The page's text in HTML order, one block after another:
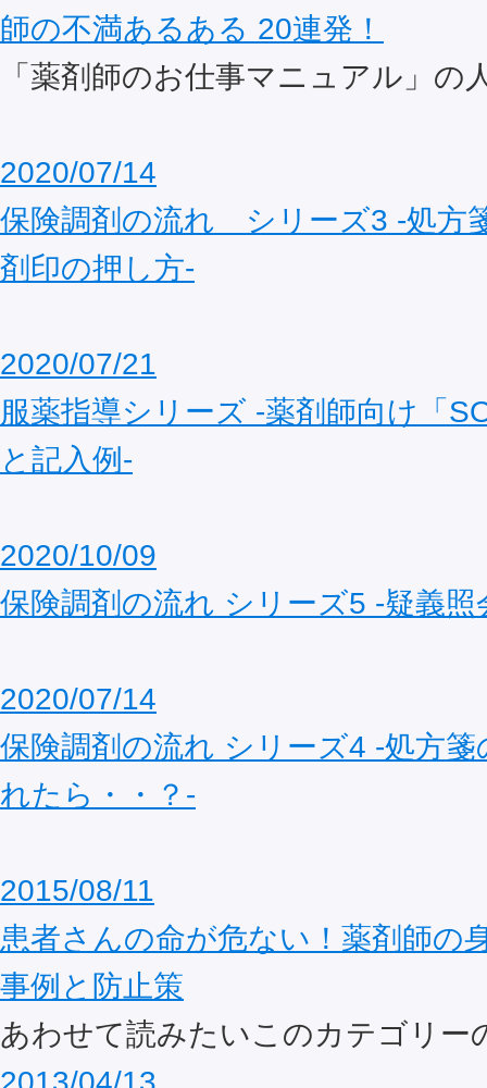
師の不満あるある 20連発！
「薬剤師のお仕事マニュアル」の
2020/07/14
保険調剤の流れ シリーズ3 ‐処方
剤印の押し方‐
2020/07/21
服薬指導シリーズ ‐薬剤師向け「
と記入例‐
2020/10/09
保険調剤の流れ シリーズ5 ‐疑義照
2020/07/14
保険調剤の流れ シリーズ4 ‐処方
れたら・・？‐
2015/08/11
患者さんの命が危ない！薬剤師の
事例と防止策
あわせて読みたいこのカテゴリー